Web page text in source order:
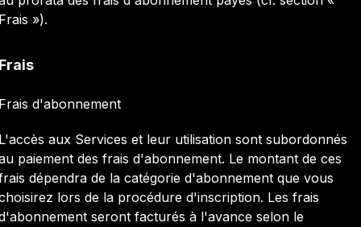
»).
d'abonnement
aux Services et leur utilisation sont subordonnés
paiement des frais d'abonnement. Le montant de ces
dépendra de la catégorie d'abonnement que vous
lors de la procédure d'inscription. Les frais
seront facturés à l'avance selon le